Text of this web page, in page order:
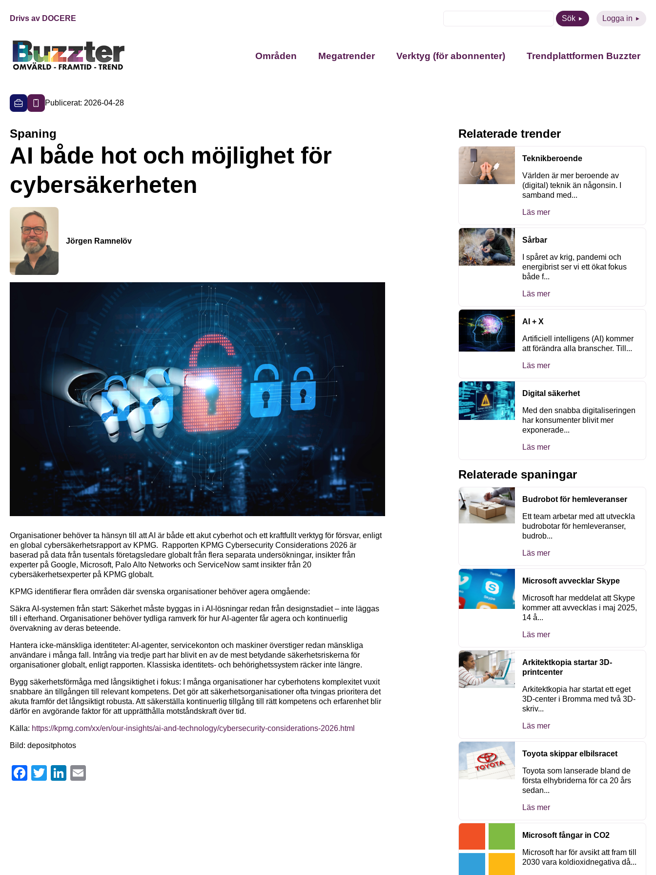
Drivs av DOCERE Sök Logga in
Områden Megatrender Verktyg (för abonnenter) Trendplattformen Buzzter
Publicerat: 2026-04-28
Spaning
AI både hot och möjlighet för
cybersäkerheten
Jörgen Ramnelöv
Organisationer behöver ta hänsyn till att AI är både ett akut cyberhot och ett kraftfullt verktyg för försvar, enligt
en global cybersäkerhetsrapport av KPMG. Rapporten KPMG Cybersecurity Considerations 2026 är
baserad på data från tusentals företagsledare globalt från flera separata undersökningar, insikter från
experter på Google, Microsoft, Palo Alto Networks och ServiceNow samt insikter från 20
cybersäkerhetsexperter på KPMG globalt.
KPMG identifierar flera områden där svenska organisationer behöver agera omgående:
Säkra AI-systemen från start: Säkerhet måste byggas in i AI-lösningar redan från designstadiet – inte läggas
till i efterhand. Organisationer behöver tydliga ramverk för hur AI-agenter får agera och kontinuerlig
övervakning av deras beteende.
Hantera icke-mänskliga identiteter: AI-agenter, servicekonton och maskiner överstiger redan mänskliga
användare i många fall. Intrång via tredje part har blivit en av de mest betydande säkerhetsriskerna för
organisationer globalt, enligt rapporten. Klassiska identitets- och behörighetssystem räcker inte längre.
Bygg säkerhetsförmåga med långsiktighet i fokus: I många organisationer har cyberhotens komplexitet vuxit
snabbare än tillgången till relevant kompetens. Det gör att säkerhetsorganisationer ofta tvingas prioritera det
akuta framför det långsiktigt robusta. Att säkerställa kontinuerlig tillgång till rätt kompetens och erfarenhet blir
därför en avgörande faktor för att upprätthålla motståndskraft över tid.
Källa: https://kpmg.com/xx/en/our-insights/ai-and-technology/cybersecurity-considerations-2026.html
Bild: depositphotos
Facebook
Twitter LinkedIn
Relaterade trender
Teknikberoende
Världen är mer beroende av
(digital) teknik än någonsin. I
samband med...
Läs mer
Sårbar
I spåret av krig, pandemi och
energibrist ser vi ett ökat fokus
både f...
Läs mer
AI + X
Artificiell intelligens (AI) kommer
att förändra alla branscher. Till...
Läs mer
Digital säkerhet
Med den snabba digitaliseringen
har konsumenter blivit mer
exponerade...
Läs mer
Relaterade spaningar
Budrobot för hemleveranser
Ett team arbetar med att utveckla
budrobotar för hemleveranser,
budrob...
Läs mer
Microsoft avvecklar Skype
Microsoft har meddelat att Skype
kommer att avvecklas i maj 2025,
14 å...
Läs mer
Arkitektkopia startar 3D-
printcenter
Arkitektkopia har startat ett eget
3D-center i Bromma med två 3D-
skriv...
Läs mer
Toyota skippar elbilsracet
Toyota som lanserade bland de
första elhybriderna för ca 20 års
sedan...
Läs mer
Microsoft fångar in CO2
Microsoft har för avsikt att fram till
2030 vara koldioxidnegativa då...